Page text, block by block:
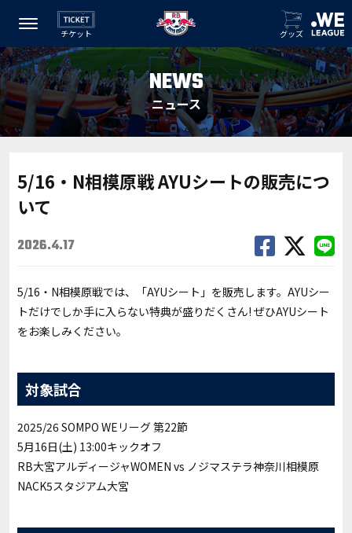
チケット グッズ
NEWS
ニュース
5/16・N相模原戦 AYUシートの販売につ
いて
2026.4.17
5/16・N相模原戦では、「AYUシート」を販売します。AYUシー
トだけでしか手に入らない特典が盛りだくさん! ぜひAYUシート
をお楽しみください。
対象試合
2025/26 SOMPO WEリーグ 第22節
5月16日(土) 13:00キックオフ
RB大宮アルディージャWOMEN vs ノジマステラ神奈川相模原
NACK5スタジアム大宮